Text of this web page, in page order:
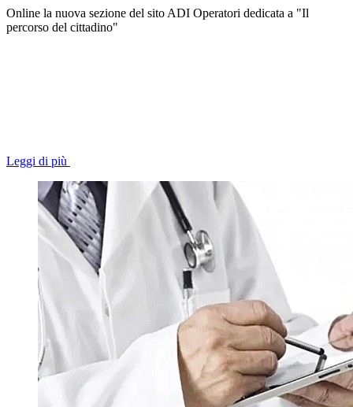
Online la nuova sezione del sito ADI Operatori dedicata a "Il
percorso del cittadino"
Leggi di più